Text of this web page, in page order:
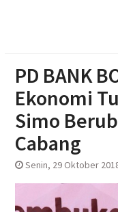
PD BANK
Ekonomi
Simo
Cabang
Senin, 29 Oktober